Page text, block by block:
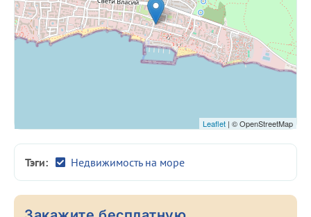
Leaflet | © OpenStreetMap
Тэги: Недвижимость на море